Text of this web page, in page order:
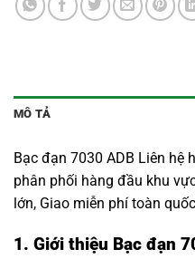
MÔ TẢ
Bạc đạn 7030 ADB Liên hệ
phân phối hàng đầu khu
lớn, Giao miễn phí toàn quốc
1. Giới thiệu Bạc đạn